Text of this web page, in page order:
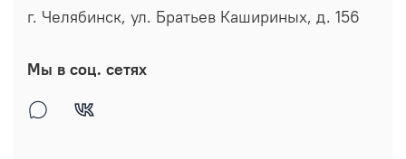
г. Челябинск, ул. Братьев Кашириных, д. 156
Мы в соц. сетях